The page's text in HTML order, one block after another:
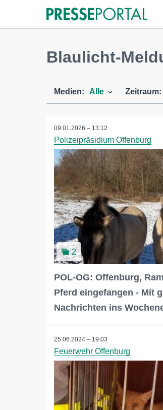
Blaulicht-
Medien: Alle Zeitraum:
09.01.2026 – 13:12
Polizeipräsidium Offenburg
2
POL-OG: Offenburg,
Pferd eingefangen - Mit
Nachrichten ins
25.06.2024 – 19:03
Feuerwehr Offenburg